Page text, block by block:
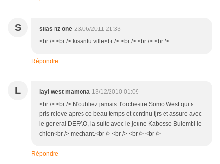
S silas nz one 23/06/2011 21:33
<br /> <br /> kisantu ville<br /> <br /> <br /> <br />
Répondre
L layi west mamona 13/12/2010 01:09
<br /> <br /> N'oubliez jamais l'orchestre Somo West qui a
pris releve apres ce beau temps et continu tjrs et assure avec
le general DEFAO, la suite avec le jeune Kabosse Bulembi le
chien<br /> mechant.<br /> <br /> <br /> <br />
Répondre